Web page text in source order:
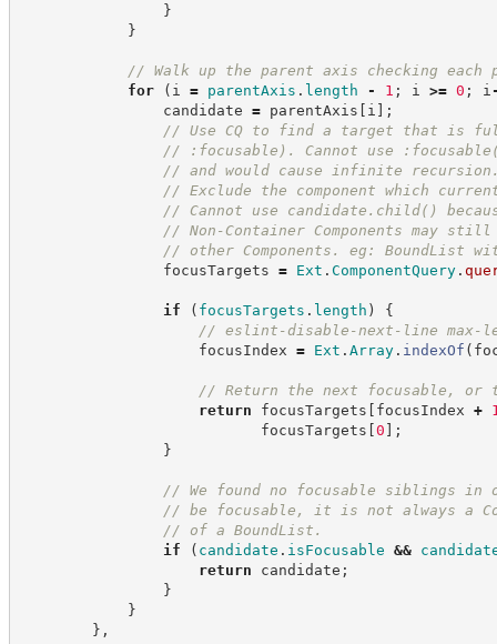
}
}
// Walk up the parent axis checking
for
( i = parentAxis . length - 1 ; i >= 0 ; i
candidate = parentAxis [ i ] ;
// Use CQ to find a target that is
// :focusable). Cannot use
// and would cause infinite
// Exclude the component which
// Cannot use candidate.child()
// Non-Container Components may
// other Components. eg: BoundList
focusTargets = Ext . ComponentQuery.
if ( focusTargets . length )
{
// eslint-disable-next-line max-
focusIndex = Ext . Array. indexOf (
// Return the next focusable, or
return focusTargets [ focusIndex +
focusTargets [0 ] ;
}
// We found no focusable siblings in
// be focusable, it is not always a
// of a BoundList.
if
( candidate . isFocusable &&
return candidate ;
}
}
} ,